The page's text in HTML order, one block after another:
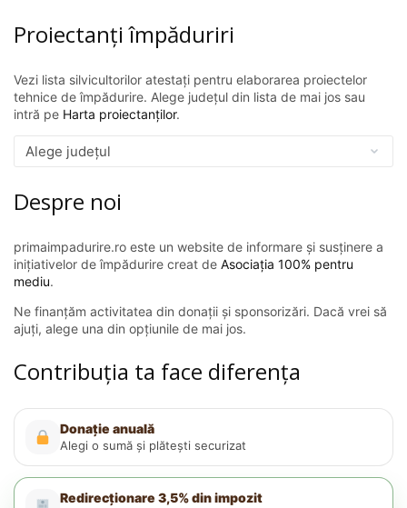
Proiectanți împăduriri
Vezi lista silvicultorilor atestați pentru elaborarea proiectelor
tehnice de împădurire. Alege județul din lista de mai jos sau
intră pe Harta proiectanților.
Despre noi
primaimpadurire.ro este un website de informare și susținere a
inițiativelor de împădurire creat de Asociația 100% pentru
mediu.
Ne finanțăm activitatea din donații și sponsorizări. Dacă vrei să
ajuți, alege una din opțiunile de mai jos.
Contribuția ta face diferența
Donație anuală
Alegi o sumă și plătești securizat
Redirecționare 3,5% din impozit